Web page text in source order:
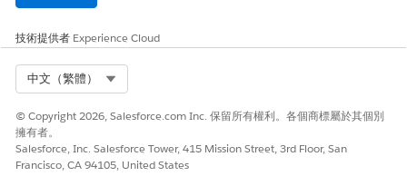
技術提供者 Experience Cloud
中文（繁體）
© Copyright 2026, Salesforce.com Inc. 保留所有權利。各個商標屬於其個別
擁有者。
Salesforce, Inc. Salesforce Tower, 415 Mission Street, 3rd Floor, San
Francisco, CA 94105, United States